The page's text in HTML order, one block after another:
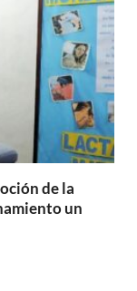
de la
un